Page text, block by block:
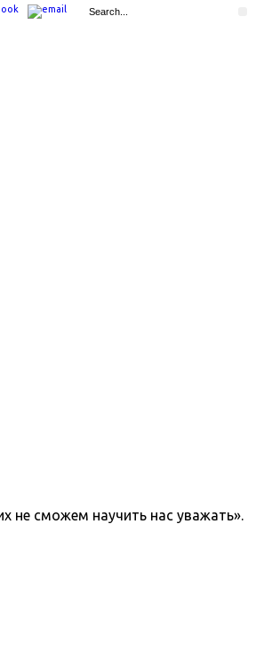
не сможем научить нас уважать».